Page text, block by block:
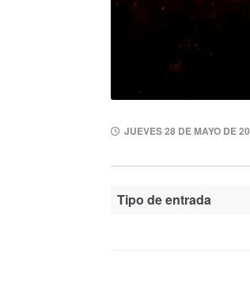
JUEVES 28 DE MAYO DE
Tipo de entrada